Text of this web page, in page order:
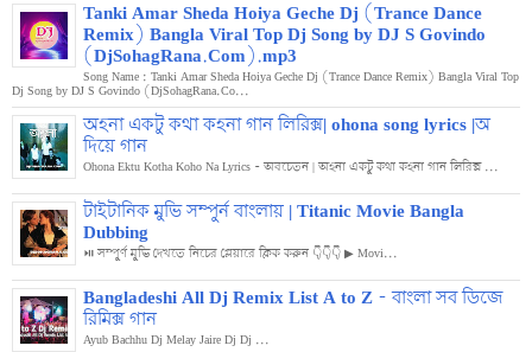
Tanki Amar Sheda Hoiya Geche Dj (Trance Dance
Remix) Bangla Viral Top Dj Song by DJ S Govindo
(DjSohagRana.Com).mp3
Song Name : Tanki Amar Sheda Hoiya Geche Dj (Trance Dance Remix) Bangla Viral Top
Dj Song by DJ S Govindo (DjSohagRana.Co...
অহনা একটু কথা কহনা গান লিরিক্স| ohona song lyrics |অ
দিয়ে গান
Ohona Ektu Kotha Koho Na Lyrics - অবচেতন | অহনা একটু কথা কহনা গান লিরিক্স ...
টাইটানিক মুভি সম্পুর্ন বাংলায় | Titanic Movie Bangla
Dubbing
⏯️ সম্পুর্ণ মুভি দেখতে নিচের প্লেয়ারে ক্লিক করুন 👇👇👇 ▶ Movi...
Bangladeshi All Dj Remix List A to Z - বাংলা সব ডিজে
রিমিক্স গান
Ayub Bachhu Dj Melay Jaire Dj Dj ...